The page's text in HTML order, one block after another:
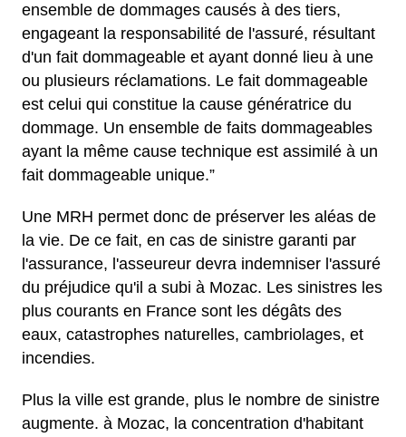
ensemble de dommages causés à des tiers,
engageant la responsabilité de l'assuré, résultant
d'un fait dommageable et ayant donné lieu à une
ou plusieurs réclamations. Le fait dommageable
est celui qui constitue la cause génératrice du
dommage. Un ensemble de faits dommageables
ayant la même cause technique est assimilé à un
fait dommageable unique.”
Une MRH permet donc de préserver les aléas de
la vie. De ce fait, en cas de sinistre garanti par
l'assurance, l'asseureur devra indemniser l'assuré
du préjudice qu'il a subi à Mozac. Les sinistres les
plus courants en France sont les dégâts des
eaux, catastrophes naturelles, cambriolages, et
incendies.
Plus la ville est grande, plus le nombre de sinistre
augmente. à Mozac, la concentration d'habitant